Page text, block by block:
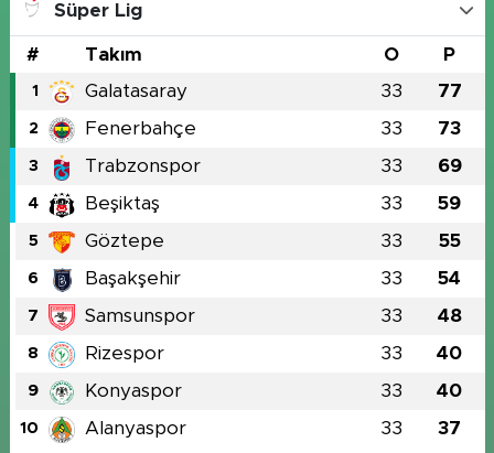
Süper Lig
# Takım O P
1 Galatasaray 33 77
2 Fenerbahçe 33 73
3 Trabzonspor 33 69
4 Beşiktaş 33 59
5 Göztepe 33 55
6 Başakşehir 33 54
7 Samsunspor 33 48
8 Rizespor 33 40
9 Konyaspor 33 40
10 Alanyaspor 33 37